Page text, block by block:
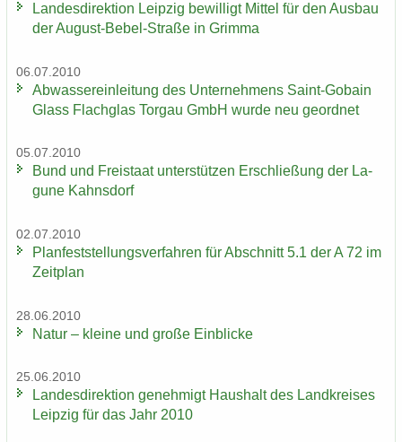
Lan­des­di­rek­ti­on Leip­zig be­wil­ligt Mit­tel für den Aus­bau
der August-​Bebel-Straße in Grim­ma
06.07.2010
Ab­was­ser­ein­lei­tung des Un­ter­neh­mens Saint-​Gobain
Glass Flach­glas Tor­gau GmbH wurde neu ge­ord­net
05.07.2010
Bund und Frei­staat un­ter­stüt­zen Er­schlie­ßung der La­
gu­ne Kahns­dorf
02.07.2010
Plan­fest­stel­lungs­ver­fah­ren für Ab­schnitt 5.1 der A 72 im
Zeit­plan
28.06.2010
Natur – klei­ne und große Ein­bli­cke
25.06.2010
Lan­des­di­rek­ti­on ge­neh­migt Haus­halt des Land­krei­ses
Leip­zig für das Jahr 2010